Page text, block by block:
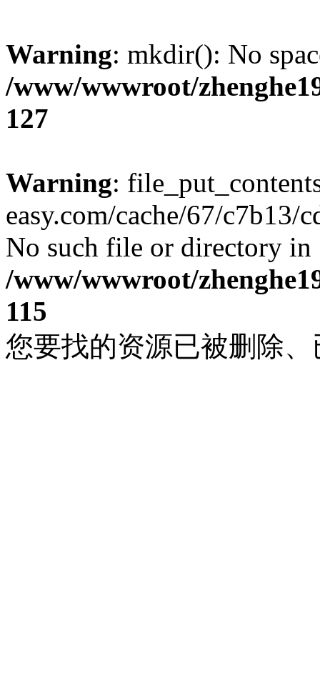
Warning: mkdir(): No
/www/wwwroot/
127
Warning:
easy.com/cache/67/c7b13/
No such file or directory in
/www/wwwroot/
115
您要找的资源已被删除